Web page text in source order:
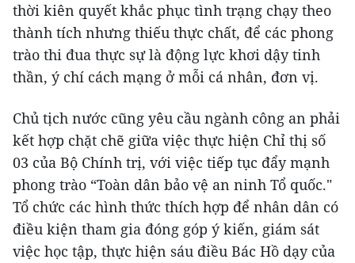
thời kiên quyết khắc phục tình trạng chạy theo
thành tích nhưng thiếu thực chất, để các phong
trào thi đua thực sự là động lực khơi dậy tinh
thần, ý chí cách mạng ở mỗi cá nhân, đơn vị.
Chủ tịch nước cũng yêu cầu ngành công an phải
kết hợp chặt chẽ giữa việc thực hiện Chỉ thị số
03 của Bộ Chính trị, với việc tiếp tục đẩy mạnh
phong trào “Toàn dân bảo vệ an ninh Tổ quốc."
Tổ chức các hình thức thích hợp để nhân dân có
điều kiện tham gia đóng góp ý kiến, giám sát
việc học tập, thực hiện sáu điều Bác Hồ dạy của